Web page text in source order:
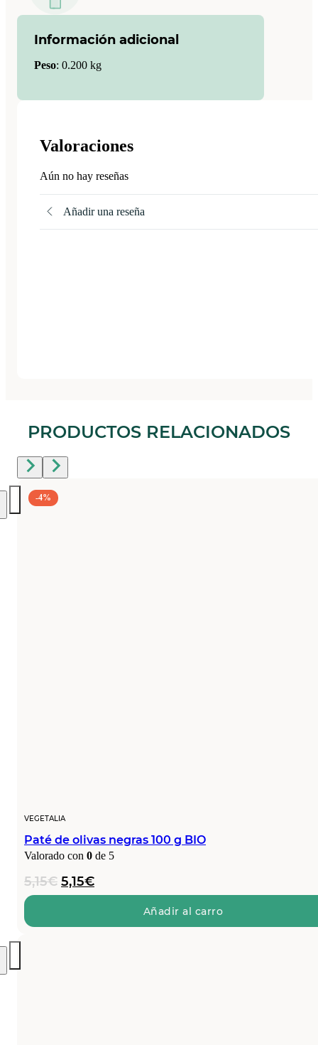
Información adicional
Peso: 0.200 kg
Valoraciones
Aún no hay reseñas
Añadir una reseña
PRODUCTOS RELACIONADOS
-4%
VEGETALIA
Paté de olivas negras 100 g BIO
Valorado con 0 de 5
5,15€ El
precio
era:
5,15€El
precio
es:
Añadir al carro